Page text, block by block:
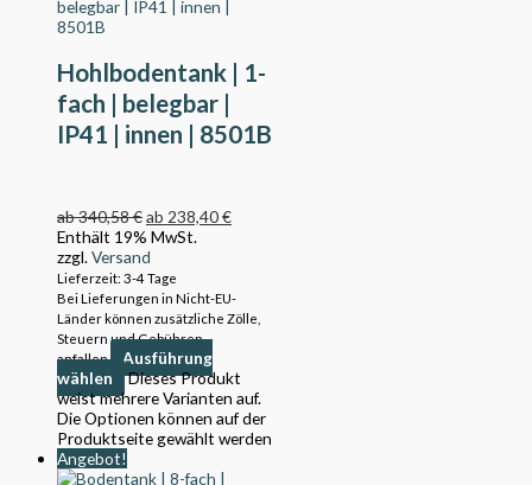
Hohlbodentank | 1-
fach | belegbar |
IP41 | innen | 8501B
ab340,58€ab 238,40€
Enthält 19% MwSt.
zzgl.Versand
Lieferzeit: 3-4 Tage
Bei Lieferungen in Nicht-EU-
Länder können zusätzliche Zölle,
Steuern und Gebühren
anfallen.
Ausführung
wählen
Dieses Produkt
weist mehrere Varianten auf.
Die Optionen können auf der
Produktseite gewählt werden
Angebot!